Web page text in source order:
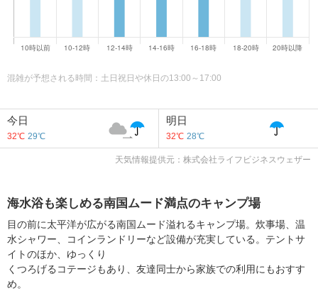
混雑が予想される時間：土日祝日や休日の13:00～17:00
今日
32℃ 29℃
明日
32℃ 28℃
天気情報提供元：株式会社ライフビジネスウェザー
海水浴も楽しめる南国ムード満点のキャンプ場
目の前に太平洋が広がる南国ムード溢れるキャンプ場。炊事場、温
水シャワー、コインランドリーなど設備が充実している。テントサ
イトのほか、ゆっくり
くつろげるコテージもあり、友達同士から家族での利用にもおすす
め。